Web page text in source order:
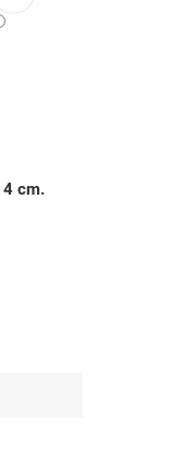
4 cm.